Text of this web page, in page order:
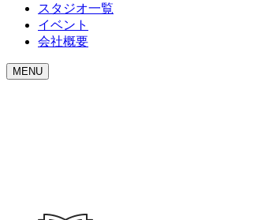
スタジオ一覧
イベント
会社概要
MENU